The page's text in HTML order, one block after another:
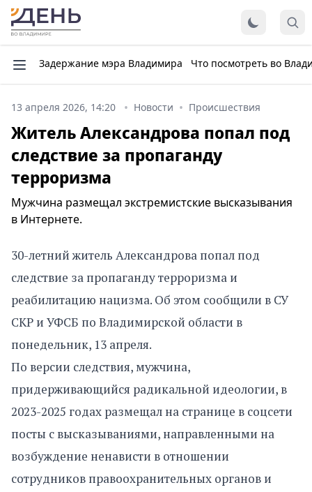
Задержание мэра Владимира Что посмотреть во
13 апреля 2026, 14:20 Новости Происшествия
Житель Александрова попал под
следствие за пропаганду
терроризма
Мужчина размещал экстремистские высказывания
в Интернете.
30-летний житель Александрова попал под
следствие за пропаганду терроризма и
реабилитацию нацизма. Об этом сообщили в СУ
СКР и УФСБ по Владимирской области в
понедельник, 13 апреля.
По версии следствия, мужчина,
придерживающийся радикальной идеологии, в
2023-2025 годах размещал на странице в соцсети
посты с высказываниями, направленными на
возбуждение ненависти в отношении
сотрудников правоохранительных органов и